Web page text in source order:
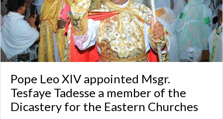
Pope Leo XIV appointed Msgr.
Tesfaye Tadesse a member of the
Dicastery for the Eastern Churches